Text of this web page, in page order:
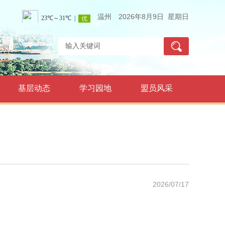
温州 2026年8月9日 星期日
基层动态 学习园地 盟员风采
2026/07/17